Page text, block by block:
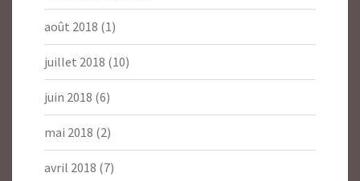
août 2018 (1)
juillet 2018 (10)
juin 2018 (6)
mai 2018 (2)
avril 2018 (7)